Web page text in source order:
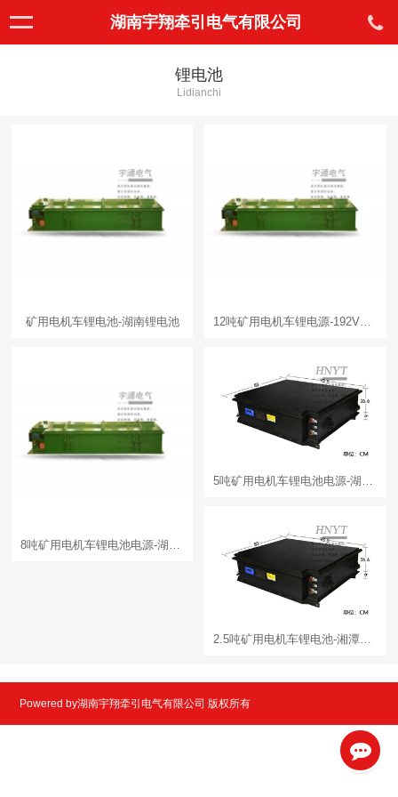
湖南宇翔牵引电气有限公司
锂电池
Lidianchi
矿用电机车锂电池-湖南锂电池 12吨矿用电机车锂电源-192V500AH锂电源
2.5吨矿用电机车锂电池-湘潭电机车锂电池
Powered by湖南宇翔牵引电气有限公司 版权所有